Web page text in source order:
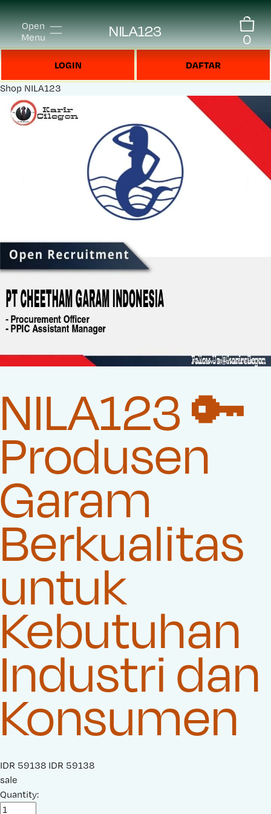
Open
Menu
NILA123 0
LOGIN DAFTAR
Shop NILA123
NILA123 🔑
Produsen
Garam
Berkualitas
untuk
Kebutuhan
Industri dan
Konsumen
S
a
l
e
IDR 59138 O
IDR 59138
sale
Quantity: